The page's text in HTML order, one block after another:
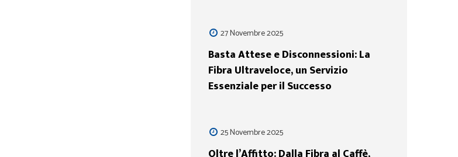
27 Novembre 2025
Basta Attese e Disconnessioni: La
Fibra Ultraveloce, un Servizio
Essenziale per il Successo
25 Novembre 2025